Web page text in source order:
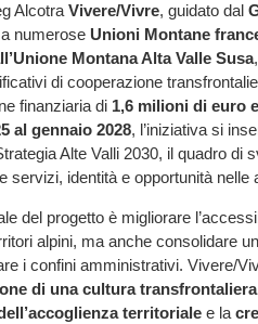
Alcotra Vivere/Vivre, guidato dal
numerose Unioni Montane
Montana Alta Valle Susa
di cooperazione
finanziaria di 1,6 milioni di euro
al gennaio 2028, l’iniziativa si
Alte Valli 2030, il quadro di
servizi, identità e opportunità nelle
del progetto è migliorare
alpini, ma anche consolidare
i confini amministrativi. Vivere/
di una cultura
territoriale e la